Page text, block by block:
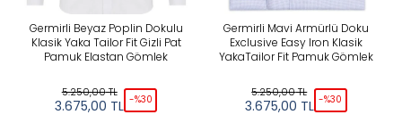
Germirli Beyaz Poplin Dokulu
Klasik Yaka Tailor Fit Gizli Pat
Pamuk Elastan Gömlek
5.250,00TL
3.675,00 TL -%30
Germirli Mavi Armürlü Doku
Exclusive Easy Iron Klasik
YakaTailor Fit Pamuk Gömlek
5.250,00TL
3.675,00 TL -%30